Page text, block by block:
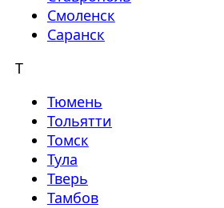
Смоленск
Саранск
Т
Тюмень
Тольятти
Томск
Тула
Тверь
Тамбов